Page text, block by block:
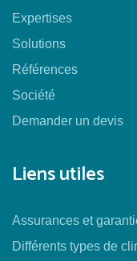
Expertises
Solutions
Références
Société
Demander un devis
Liens utiles
Assurances et
Différents types de